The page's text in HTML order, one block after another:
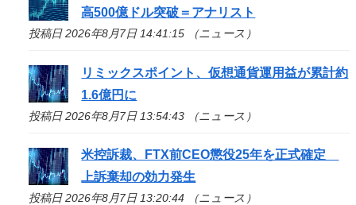
高500億ドル突破＝アナリスト
投稿日 2026年8月7日 14:41:15 （ニュース）
リミックスポイント、仮想通貨運用益が累計約
1.6億円に
投稿日 2026年8月7日 13:54:43 （ニュース）
米控訴裁、FTX前CEO懲役25年を正式確定
上訴棄却の効力発生
投稿日 2026年8月7日 13:20:44 （ニュース）